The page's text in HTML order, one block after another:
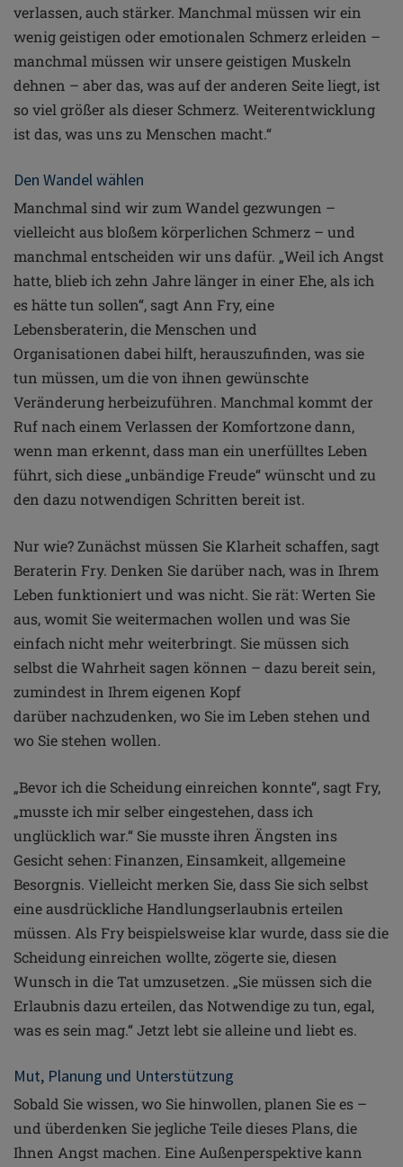
verlassen,auch stärker. Manchmal müssen wir ein
wenig geistigen oder emotionalen Schmerz erleiden –
manchmal müssen wir unsere geistigen Muskeln
dehnen – aber das, was aufder anderen Seite liegt, ist
so viel größer als dieser Schmerz. Weiterentwicklung
ist das, was uns zu Menschen macht.“
Den Wandel wählen
Manchmal sind wir zum Wandel gezwungen –
vielleicht ausbloßem körperlichen Schmerz – und
manchmal entscheiden wir uns dafür. „Weil ich Angst
hatte, blieb ich zehn Jahrelänger in einer Ehe, als ich
es hätte tun sollen“, sagt Ann Fry,eine
Lebensberaterin, die Menschen und
Organisationen dabei hilft, herauszufinden, was sie
tun müssen, um die von ihnen gewünschte
Veränderung herbeizuführen. Manchmal kommt der
Ruf nach einem Verlassen der Komfortzone dann,
wenn man erkennt, dass man ein unerfülltes Leben
führt, sich diese „unbändige Freude“wünscht und zu
den dazu notwendigen Schritten bereit ist.
Nur wie? Zunächst müssen Sie Klarheit schaffen, sagt
Beraterin Fry. Denken Sie darüber nach, was in Ihrem
Leben funktioniert und was nicht. Sie rät: Werten Sie
aus, womit Sie weitermachen wollen und was Sie
einfach nicht mehr weiterbringt. Sie müssen sich
selbst die Wahrheit sagen können – dazu bereit sein,
zumindest in Ihrem eigenen Kopf
darüber nachzudenken, wo Sie im Leben stehen und
wo Sie stehen wollen.
„Bevor ich die Scheidung einreichen konnte“, sagt Fry,
„musste ich mir selber eingestehen, dass ich
unglücklich war.“ Sie musste ihren Ängsten ins
Gesicht sehen: Finanzen,Einsamkeit, allgemeine
Besorgnis. Vielleicht merken Sie, dass Sie sich selbst
eineausdrückliche Handlungserlaubnis erteilen
müssen. AlsFry beispielsweise klar wurde, dass sie die
Scheidungeinreichen wollte, zögerte sie, diesen
Wunsch in die Tat umzusetzen. „Sie müssen sich die
Erlaubnis dazu erteilen,das Notwendige zu tun, egal,
was es sein mag.“ Jetzt lebt siealleine und liebt es.
Mut, Planung und Unterstützung
Sobald Sie wissen, wo Sie hinwollen, planen Sie es –
und überdenken Sie jegliche Teile dieses Plans, die
Ihnen Angst machen. Eine Außenperspektive kann